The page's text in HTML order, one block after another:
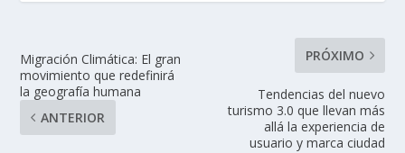
Migración Climática: El gran
movimiento que redefinirá
la geografía humana
ANTERIOR
PRÓXIMO
Tendencias del nuevo
turismo 3.0 que llevan más
allá la experiencia de
usuario y marca ciudad